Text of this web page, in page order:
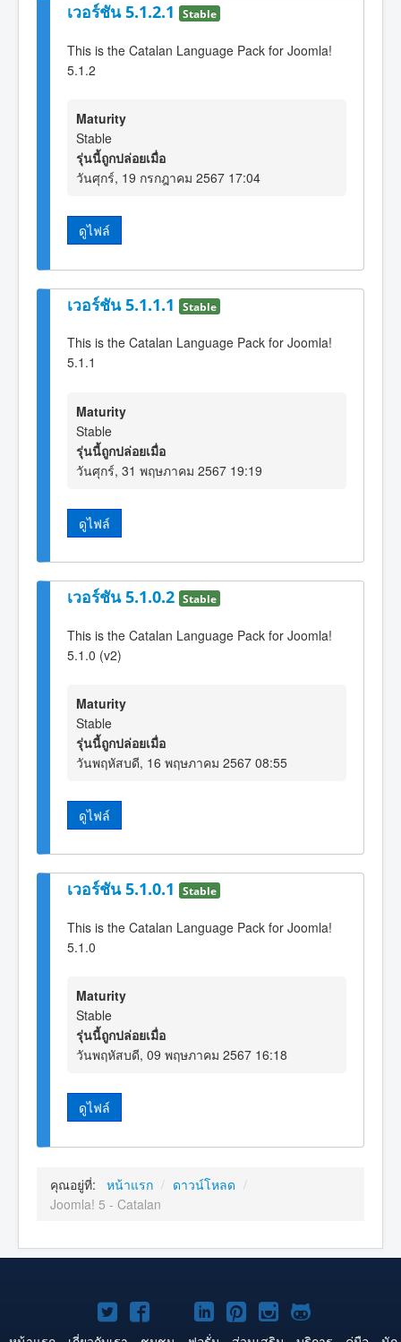
เวอร์ชัน 5.1.2.1 Stable
This is the Catalan Language Pack for Joomla!
5.1.2
Maturity
Stable
รุ่นนี้ถูกปล่อยเมื่อ
วันศุกร์, 19 กรกฎาคม 2567 17:04
ดูไฟล์
เวอร์ชัน 5.1.1.1 Stable
This is the Catalan Language Pack for Joomla!
5.1.1
Maturity
Stable
รุ่นนี้ถูกปล่อยเมื่อ
วันศุกร์, 31 พฤษภาคม 2567 19:19
ดูไฟล์
เวอร์ชัน 5.1.0.2 Stable
This is the Catalan Language Pack for Joomla!
5.1.0 (v2)
Maturity
Stable
รุ่นนี้ถูกปล่อยเมื่อ
วันพฤหัสบดี, 16 พฤษภาคม 2567 08:55
ดูไฟล์
เวอร์ชัน 5.1.0.1 Stable
This is the Catalan Language Pack for Joomla!
5.1.0
Maturity
Stable
รุ่นนี้ถูกปล่อยเมื่อ
วันพฤหัสบดี, 09 พฤษภาคม 2567 16:18
ดูไฟล์
คุณอยู่ที่: หน้าแรก / ดาวน์โหลด /
Joomla! 5 - Catalan
Joomla!Joomla!Joomla!
Joomla!Joomla!
Joomla!Joomla!